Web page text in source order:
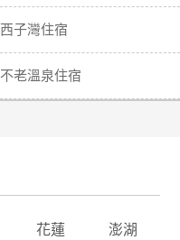
西子灣住宿
不老溫泉住宿
花蓮 澎湖